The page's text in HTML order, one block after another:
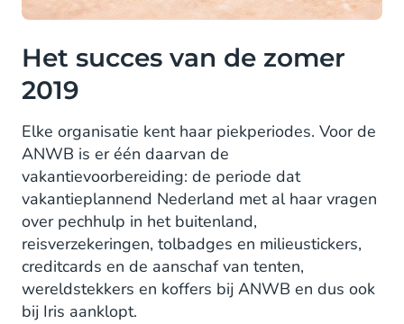
Het succes van de zomer
2019
Elke organisatie kent haar piekperiodes. Voor de
ANWB is er één daarvan de
vakantievoorbereiding: de periode dat
vakantieplannend Nederland met al haar vragen
over pechhulp in het buitenland,
reisverzekeringen, tolbadges en milieustickers,
creditcards en de aanschaf van tenten,
wereldstekkers en koffers bij ANWB en dus ook
bij Iris aanklopt.